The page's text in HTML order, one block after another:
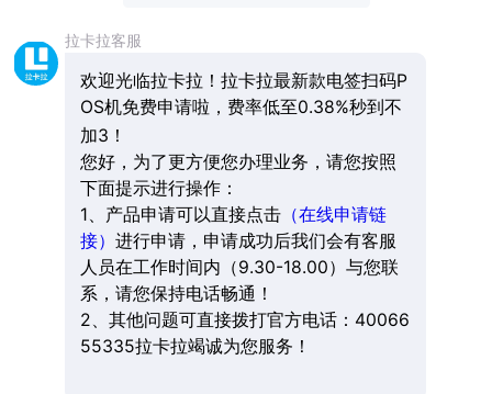
拉卡拉客服
欢迎光临拉卡拉！拉卡拉最新款电签扫码P
OS机免费申请啦，费率低至0.38%秒到不
加3！
您好，为了更方便您办理业务，请您按照
下面提示进行操作：
1、产品申请可以直接点击（在线申请链
接） 进行申请，申请成功后我们会有客服
人员在工作时间内（9.30-18.00）与您联
系，请您保持电话畅通！
2、其他问题可直接拨打官方电话：40066
55335拉卡拉竭诚为您服务！